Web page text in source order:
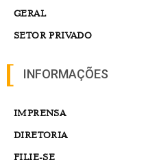
GERAL
SETOR PRIVADO
INFORMAÇÕES
IMPRENSA
DIRETORIA
FILIE-SE